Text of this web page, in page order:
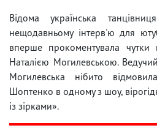
Відома українська
нещодавньому інтерв'ю для
вперше прокоментувала чутки
Наталією Могилевською.
Могилевська нібито
Шоптенко в одному з шоу,
із зірками».